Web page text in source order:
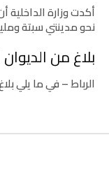
أكدت وزارة الداخلية
نحو مدينتي سبتة
بلاغ من
الرباط – في ما يلي